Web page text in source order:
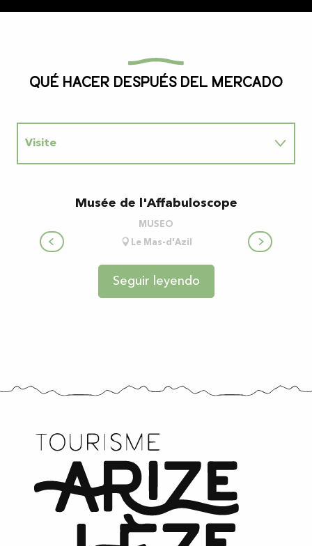
Qué hacer después del mercado
Visite
Musée de l'Affabuloscope
MUSEO
Le Mas-d'Azil
Seguir leyendo